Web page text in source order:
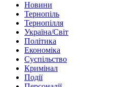
Новини
Тернопіль
Тернопілля
Україна/Світ
Політика
Економіка
Суспільство
Кримінал
Події